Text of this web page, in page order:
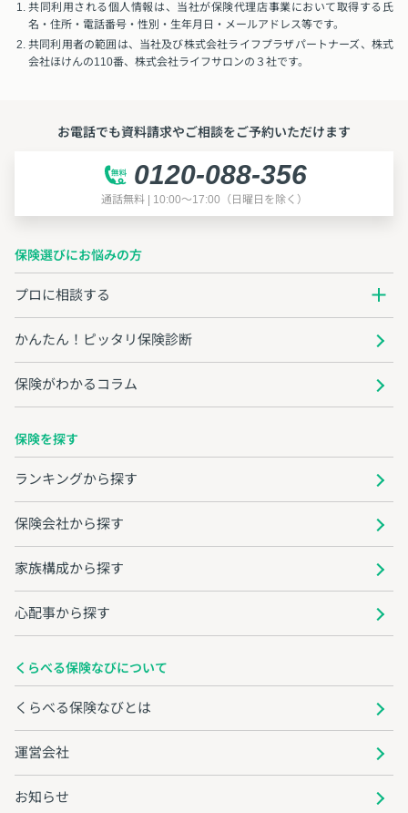
共同利用される個人情報は、当社が保険代理店事業において取得する氏
名・住所・電話番号・性別・生年月日・メールアドレス等です。
共同利用者の範囲は、当社及び株式会社ライフプラザパートナーズ、株式
会社ほけんの110番、株式会社ライフサロンの３社です。
お電話でも資料請求やご相談をご予約いただけます
0120-088-356
通話無料 | 10:00～17:00（日曜日を除く）
保険選びにお悩みの方
プロに相談する
かんたん！ピッタリ保険診断
保険がわかるコラム
保険を探す
ランキングから探す
保険会社から探す
家族構成から探す
心配事から探す
くらべる保険なびについて
くらべる保険なびとは
運営会社
お知らせ